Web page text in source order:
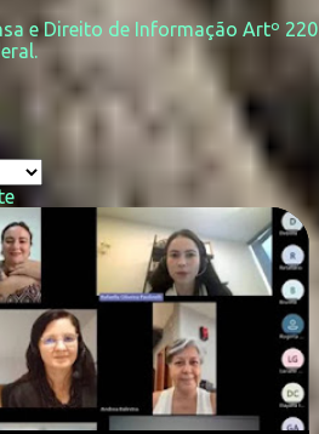
e Direito de Informação Artº 220